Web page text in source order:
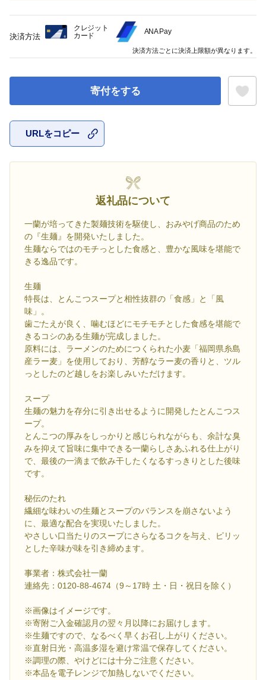
寄付をする
URLをコピー
返礼品について
一蘭が培ってきた製麺技術を駆使し、おみやげ商品のため
の『生麺』を開発いたしました。
生麺ならではのモチっとした食感と、豊かな風味を堪能で
きる逸品です。
生麺
特長は、とんこつスープと相性抜群の「食感」と「風
味」。
歯ごたえが良く、噛むほどにモチモチとした食感を堪能で
きるコシのある生麺が完成しました。
原料には、ラーメンのためにつくられた小麦「福岡県糸島
産ラー麦」を使用しており、芳醇なラー麦の香りと、ツル
っとしたのど越しをお楽しみいただけます。
スープ
生麺の魅力を存分に引き出せるように開発したとんこつス
ープ。
とんこつの厚みをしっかりと感じられながらも、余計な臭
みを抑えて旨味に集中できる一蘭らしさあふれる仕上がり
で、最後の一滴まで飲み干したくなるすっきりとした後味
です。
秘伝のたれ
繊細な味わいの生麺とスープのバランスを崩さないよう
に、最適な配合を実現いたしました。
やさしい口当たりのスープにさらなるコクを与え、ピリッ
とした辛味が味を引き締めます。
事業者：株式会社一蘭
連絡先：0120-88-4674（9～17時 土・日・祝日を除く）
※画像はイメージです。
※寄附ご入金確認月の翌々月以降にお届けします。
※生麺ですので、なるべく早くお召し上がりください。
※直射日光・高温多湿を避け常温で保存してください。
※調理の際、やけどには十分ご注意ください。
※本品を電子レンジで加熱しないでください。
決済方法
クレジット
カード
ANA Pay
決済方法ごとに決済上限額が異なります。